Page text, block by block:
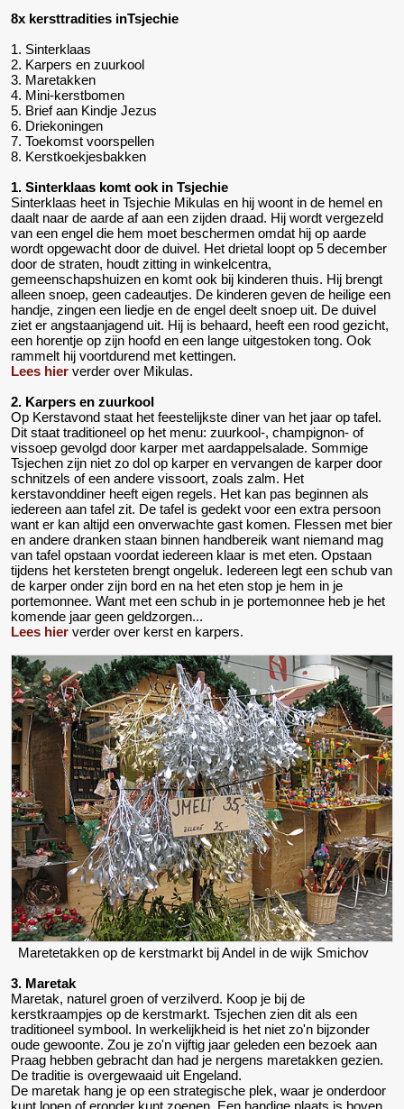
8x kersttradities inTsjechie
1. Sinterklaas
2. Karpers en zuurkool
3. Maretakken
4. Mini-kerstbomen
5. Brief aan Kindje Jezus
6. Driekoningen
7. Toekomst voorspellen
8. Kerstkoekjesbakken
1. Sinterklaas komt ook in Tsjechie
Sinterklaas heet in Tsjechie Mikulas en hij woont in de hemel en
daalt naar de aarde af aan een zijden draad. Hij wordt vergezeld
van een engel die hem moet beschermen omdat hij op aarde
wordt opgewacht door de duivel. Het drietal loopt op 5 december
door de straten, houdt zitting in winkelcentra,
gemeenschapshuizen en komt ook bij kinderen thuis. Hij brengt
alleen snoep, geen cadeautjes. De kinderen geven de heilige een
handje, zingen een liedje en de engel deelt snoep uit. De duivel
ziet er angstaanjagend uit. Hij is behaard, heeft een rood gezicht,
een horentje op zijn hoofd en een lange uitgestoken tong. Ook
rammelt hij voortdurend met kettingen.
Lees hier verder over Mikulas.
2. Karpers en zuurkool
Op Kerstavond staat het feestelijkste diner van het jaar op tafel.
Dit staat traditioneel op het menu: zuurkool-, champignon- of
vissoep gevolgd door karper met aardappelsalade. Sommige
Tsjechen zijn niet zo dol op karper en vervangen de karper door
schnitzels of een andere vissoort, zoals zalm. Het
kerstavonddiner heeft eigen regels. Het kan pas beginnen als
iedereen aan tafel zit. De tafel is gedekt voor een extra persoon
want er kan altijd een onverwachte gast komen. Flessen met bier
en andere dranken staan binnen handbereik want niemand mag
van tafel opstaan voordat iedereen klaar is met eten. Opstaan
tijdens het kersteten brengt ongeluk. Iedereen legt een schub van
de karper onder zijn bord en na het eten stop je hem in je
portemonnee. Want met een schub in je portemonnee heb je het
komende jaar geen geldzorgen...
Lees hier verder over kerst en karpers.
Maretetakken op de kerstmarkt bij Andel in de wijk Smichov
3. Maretak
Maretak, naturel groen of verzilverd. Koop je bij de
kerstkraampjes op de kerstmarkt. Tsjechen zien dit als een
traditioneel symbool. In werkelijkheid is het niet zo'n bijzonder
oude gewoonte. Zou je zo'n vijftig jaar geleden een bezoek aan
Praag hebben gebracht dan had je nergens maretakken gezien.
De traditie is overgewaaid uit Engeland.
De maretak hang je op een strategische plek, waar je onderdoor